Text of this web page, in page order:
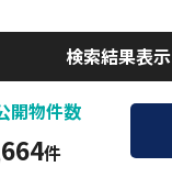
検索結果表示
開物件数
件